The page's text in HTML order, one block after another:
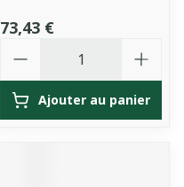
73,43 €
Ajouter au panier